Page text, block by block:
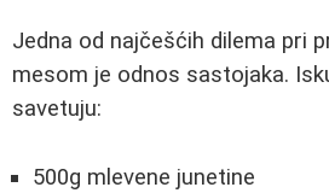
Jedna od najčešćih dilema pri
mesom je odnos sastojaka.
savetuju:
500g mlevene junetine